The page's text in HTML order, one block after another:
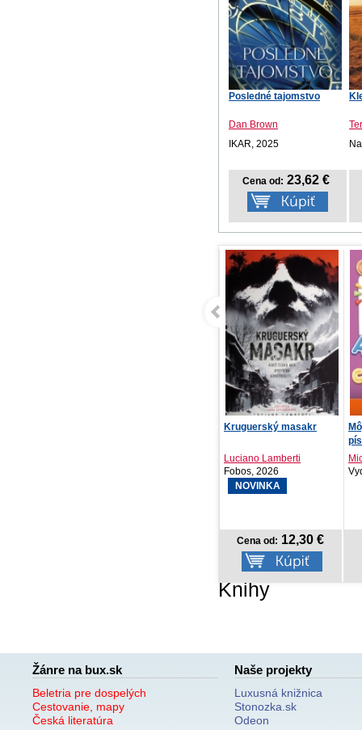
Posledné tajomstvo
Dan Brown
IKAR, 2025
Cena od: 23,62 €
Kruguerský masakr
Luciano Lamberti
Fobos, 2026
NOVINKA
Cena od: 12,30 €
Knihy
Žánre na bux.sk
Beletria pre dospelých
Cestovanie, mapy
Česká literatúra
Naše projekty
Luxusná knižnica
Stonozka.sk
Odeon